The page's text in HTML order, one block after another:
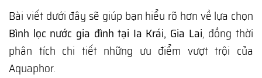
Bài viết dưới đây sẽ giúp bạn hiểu rõ hơn về lựa chọn
Bình lọc nước gia đình tại Ia Krái, Gia Lai, đồng thời
phân tích chi tiết những ưu điểm vượt trội của
Aquaphor.